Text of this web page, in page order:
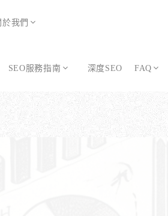
選擇CMS或客製化網站：為您的打造完美
WordPress 架設與 SEO 優化完整方案
SEO網站改造：您的舊網站是否正在拖累
不同？
如何確保網站符合 SEO
網站架構與技術 SEO 優
響應式設計的優勢
於我們
SEO服務指南
為SEO而生的網站
選擇CMS或客製化網站：為您的打造完美
深度SEO FAQ
大奧資訊的網站架設服
如何確保網站符合 SEO